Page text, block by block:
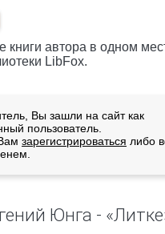
книги автора в одном
LibFox.
Вы зашли на сайт как
пользователь.
зарегистрироваться либо
Юнга -